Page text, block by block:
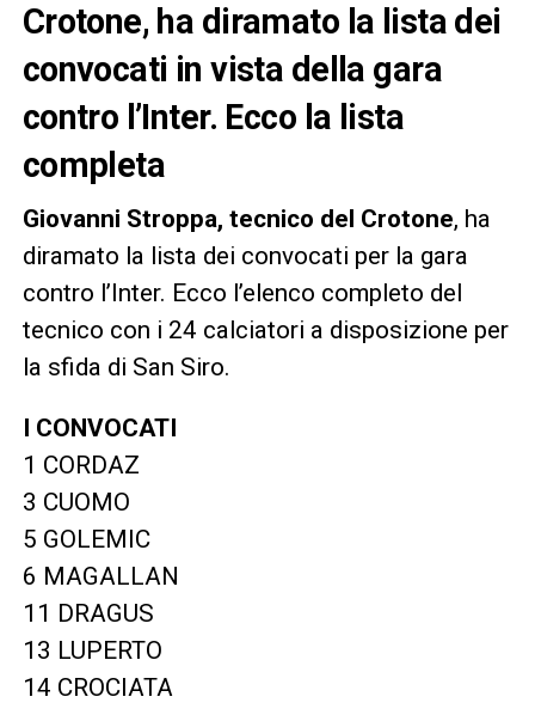
Crotone, ha diramato la lista dei
convocati in vista della gara
contro l’Inter. Ecco la lista
completa
Giovanni Stroppa, tecnico del Crotone, ha
diramato la lista dei convocati per la gara
contro l’Inter. Ecco l’elenco completo del
tecnico con i 24 calciatori a disposizione per
la sfida di San Siro.
I CONVOCATI
1 CORDAZ
3 CUOMO
5 GOLEMIC
6 MAGALLAN
11 DRAGUS
13 LUPERTO
14 CROCIATA